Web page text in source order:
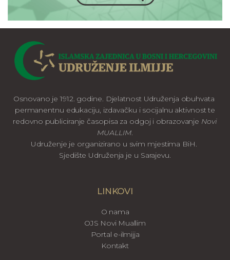
Osnovano je 1912. godine. Djelatnost Udruženja obuhvata
permanentnu edukaciju, izdavačku i socijalnu aktivnost te
redovno publiciranje časopisa za odgoj i obrazovanje Novi
MUALLIM.
Udruženje je organizirano u svim mjestima BiH.
Sjedište Udruženja je u Sarajevu.
LINKOVI
O nama
OJS Novi Muallim
Portal e-ilmijja
Kontakt